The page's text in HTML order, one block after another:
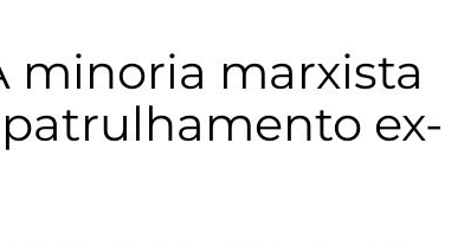
minoria marxista
ex-